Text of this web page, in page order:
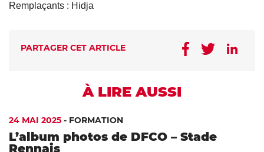
Remplaçants : Hidja
PARTAGER CET ARTICLE
À LIRE AUSSI
24 MAI 2025 - FORMATION
L’album photos de DFCO – Stade
Rennais